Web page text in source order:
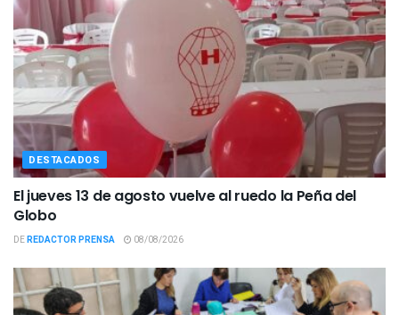
DESTACADOS
El jueves 13 de agosto vuelve al ruedo la Peña del
Globo
DEREDACTOR PRENSA 08/08/2026